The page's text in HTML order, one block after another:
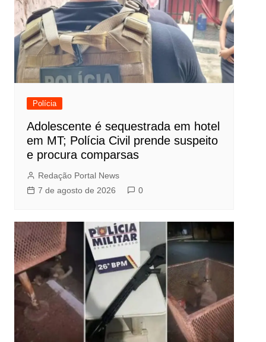
Polícia
Adolescente é sequestrada em hotel
em MT; Polícia Civil prende suspeito
e procura comparsas
Redação Portal News
7 de agosto de 2026
0